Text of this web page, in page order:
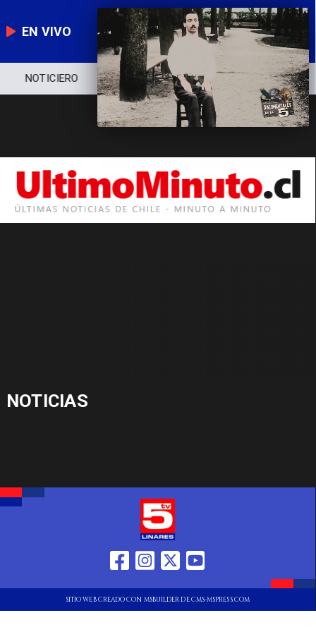
EN VIVO
NOTICIERO POLÍTICA ECONOMÍA
NOTICIAS
SITIO WEB CREADO CON MSBUILDER DE CMS-MSPRESS.COM